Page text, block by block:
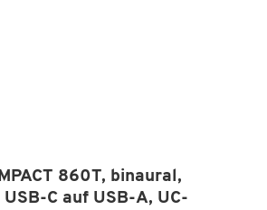
860T, binaural,
C auf USB-A, UC-